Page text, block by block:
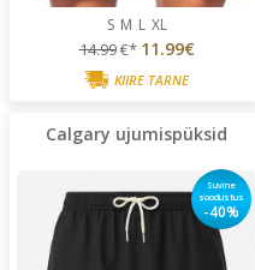
S M L XL
14.99€* 11.99€
KIIRE TARNE
Calgary ujumispüksid
Suvine
soodustus
-40%